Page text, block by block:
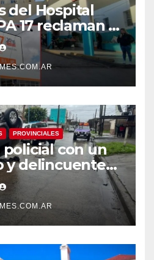
del Hospital
17 reclaman el
de becarios y
PROVINCIALES
con un
y delincuentes
San Francisco